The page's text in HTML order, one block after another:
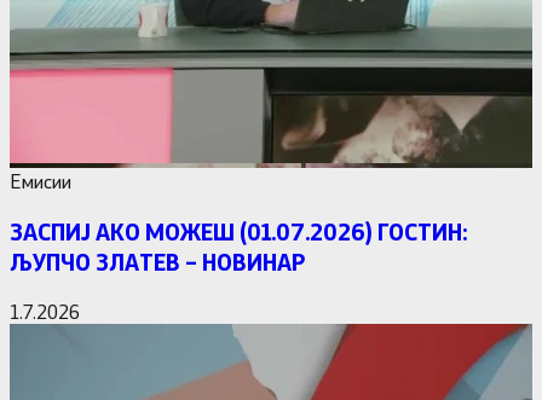
Емисии
ЗАСПИЈ АКО МОЖЕШ (01.07.2026) ГОСТИН:
ЉУПЧО ЗЛАТЕВ – НОВИНАР
1.7.2026